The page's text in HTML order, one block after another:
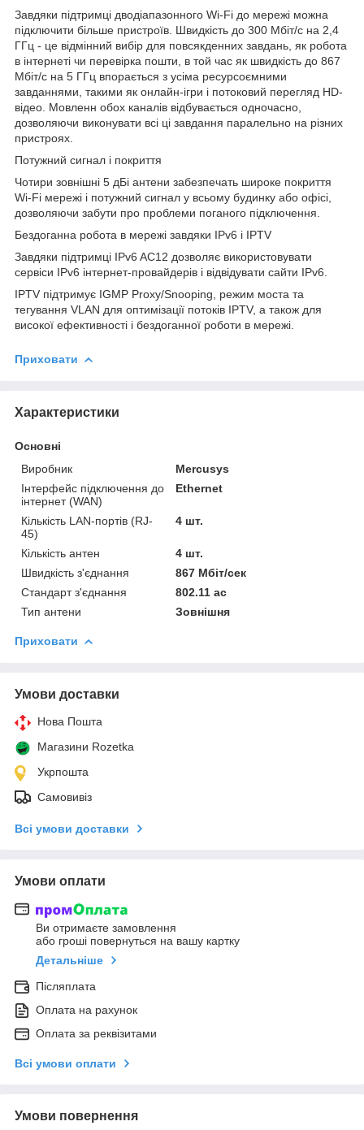
Завдяки підтримці дводіапазонного Wi-Fi до мережі можна
підключити більше пристроїв. Швидкість до 300 Мбіт/с на 2,4
ГГц - це відмінний вибір для повсякденних завдань, як робота
в інтернеті чи перевірка пошти, в той час як швидкість до 867
Мбіт/с на 5 ГГц впорається з усіма ресурсоємними
завданнями, такими як онлайн-ігри і потоковий перегляд HD-
відео. Мовленн обох каналів відбувається одночасно,
дозволяючи виконувати всі ці завдання паралельно на різних
пристроях.
Потужний сигнал і покриття
Чотири зовнішні 5 дБі антени забезпечать широке покриття
Wi-Fi мережі і потужний сигнал у всьому будинку або офісі,
дозволяючи забути про проблеми поганого підключення.
Бездоганна робота в мережі завдяки IPv6 і IPTV
Завдяки підтримці IPv6 AC12 дозволяє використовувати
сервіси IPv6 інтернет-провайдерів і відвідувати сайти IPv6.
IPTV підтримує IGMP Proxy/Snooping, режим моста та
тегування VLAN для оптимізації потоків IPTV, а також для
високої ефективності і бездоганної роботи в мережі.
Приховати
Характеристики
Основні
Виробник
Mercusys
Інтерфейс підключення до
інтернет (WAN)
Ethernet
Кількість LAN-портів (RJ-
45)
4 шт.
Кількість антен
4 шт.
Швидкість з'єднання
867 Мбіт/сек
Стандарт з'єднання
802.11 ac
Тип антени
Зовнішня
Приховати
Умови доставки
Нова Пошта
Магазини Rozetka
Укрпошта
Самовивіз
Всі умови доставки
Умови оплати
Ви отримаєте замовлення
або гроші повернуться на вашу картку
Детальніше
Післяплата
Оплата на рахунок
Оплата за реквізитами
Всі умови оплати
Умови повернення